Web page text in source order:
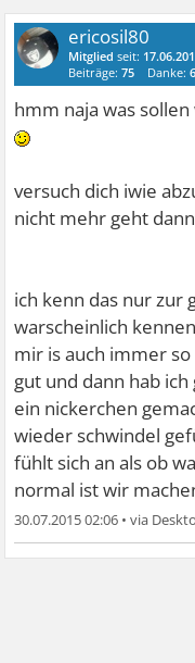
ericosil80
Mitglied seit:
Beiträge:75 Danke:6
hmm naja was
versuch dich iwie
nicht mehr geht
ich kenn das nur zur
warscheinlich
mir is auch immer
gut und dann hab
ein nickerchen
wieder schwindel
fühlt sich an als ob
normal ist wir
30.07.2015 02:06 •